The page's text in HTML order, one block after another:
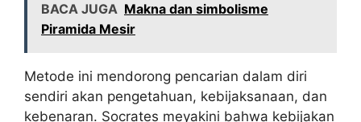
BACA JUGA Makna dan simbolisme
Piramida Mesir
Metode ini mendorong pencarian dalam diri
sendiri akan pengetahuan, kebijaksanaan, dan
kebenaran. Socrates meyakini bahwa kebijakan